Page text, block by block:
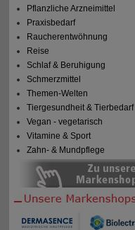
Pflanzliche Arzneimittel
Praxisbedarf
Raucherentwöhnung
Reise
Schlaf & Beruhigung
Schmerzmittel
Themen-Welten
Tiergesundheit & Tierbedarf
Vegan - vegetarisch
Vitamine & Sport
Zahn- & Mundpflege